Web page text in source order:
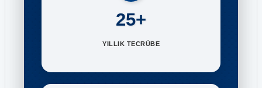
25+
YILLIK TECRÜBE